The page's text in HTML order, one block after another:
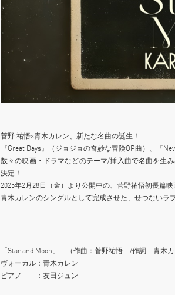
菅野 祐悟×青木カレン、新たな名曲の誕生！
『Great Days』（ジョジョの奇妙な冒険OP曲）、『
数々の映画・ドラマなどのテーマ/挿入曲で名曲を生
決定！
2025年2月28日（金）より公開中の、菅野祐悟初長篇
青木カレンのシングルとして完成させた、せつないラブ
「Star and Moon」 （作曲：菅野祐悟 /作詞 青木カ
ヴォーカル：青木カレン
ピアノ ：友田ジュン